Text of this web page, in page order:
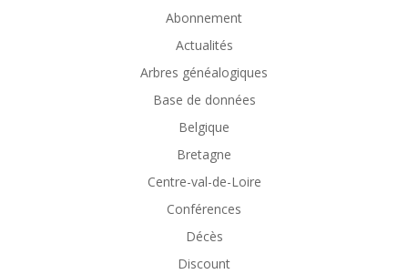
Abonnement
Actualités
Arbres généalogiques
Base de données
Belgique
Bretagne
Centre-val-de-Loire
Conférences
Décès
Discount